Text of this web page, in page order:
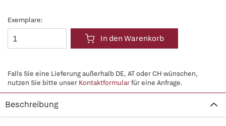
Exemplare:
In den Warenkorb
Falls Sie eine Lieferung außerhalb DE, AT oder CH wünschen,
nutzen Sie bitte unser Kontaktformularfür eine Anfrage.
Beschreibung